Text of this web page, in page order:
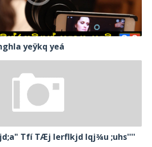
yeÿkq yeá
Tfí TÆj lerflkjd Iqj¾u ;uhs''''